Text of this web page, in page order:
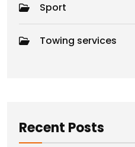
Sport
Towing services
Recent Posts